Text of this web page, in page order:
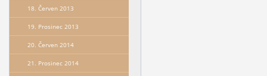
18. Červen 2013
19. Prosinec 2013
20. Červen 2014
21. Prosinec 2014